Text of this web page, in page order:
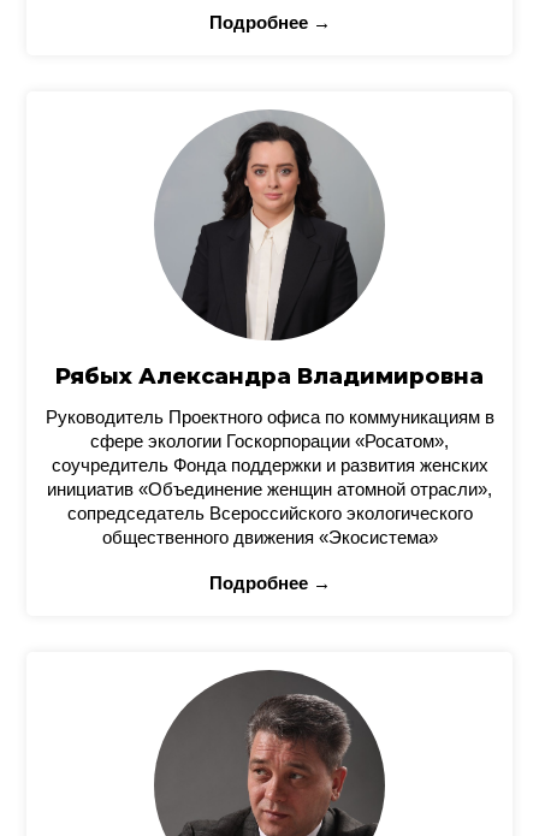
Подробнее →
Рябых Александра Владимировна
Руководитель Проектного офиса по коммуникациям в
сфере экологии Госкорпорации «Росатом»,
соучредитель Фонда поддержки и развития женских
инициатив «Объединение женщин атомной отрасли»,
сопредседатель Всероссийского экологического
общественного движения «Экосистема»
Подробнее →